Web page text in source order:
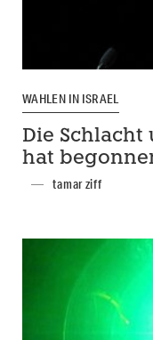
WAHLEN IN ISRAEL
Die Schlacht
hat
tamar ziff